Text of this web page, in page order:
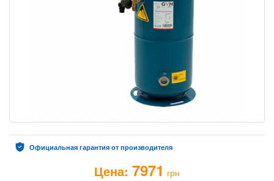
Официальная гарантия от производителя
Цена: 7971 грн